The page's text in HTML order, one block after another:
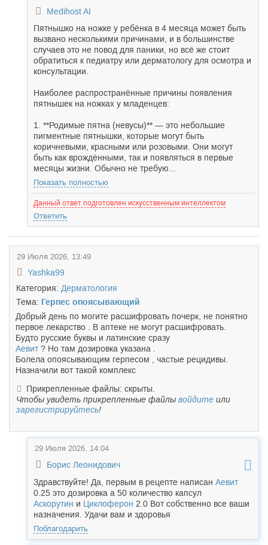
Medihost AI
Пятнышко на ножке у ребёнка в 4 месяца может быть
вызвано несколькими причинами, и в большинстве
случаев это не повод для паники, но всё же стоит
обратиться к педиатру или дерматологу для осмотра и
консультации.
Наиболее распространённые причины появления
пятнышек на ножках у младенцев:
1. **Родимые пятна (невусы)** — это небольшие
пигментные пятнышки, которые могут быть
коричневыми, красными или розовыми. Они могут
быть как врождёнными, так и появляться в первые
месяцы жизни. Обычно не требую...
Показать полностью
Данный ответ подготовлен искусственным интеллектом
Ответить
29 Июля 2026, 13:49
Yashka99
Категория: Дерматология
Тема: Герпес опоясывающий
Добрый день по могите расшифровать почерк, не понятно
первое лекарство . В аптеке не могут расшифровать.
Будто русские буквы и латинские сразу
Аевит? Но там дозировка указана .
Болела опоясывающим герпесом , частые рецидивы.
Назначили вот такой комплекс
Прикрепленные файлы: скрыты.
Чтобы увидеть прикрепленные файлы войдите или
зарегистрируйтесь!
29 Июля 2026, 14:04
Борис Леонидович
Здравствуйте! Да, первым в рецепте написан Аевит
0.25 это дозировка а 50 количество капсул
Аскорутин и Циклоферон 2.0 Вот собственно все ваши
назначения. Удачи вам и здоровья
Поблагодарить